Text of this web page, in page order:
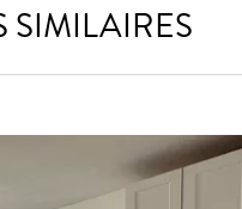
SIMILAIRES